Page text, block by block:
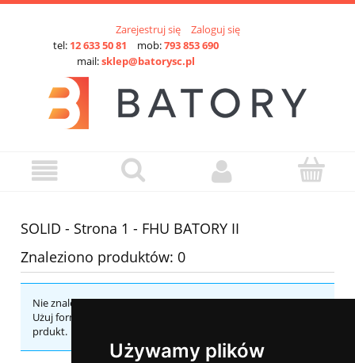
Używamy plików
Zarejestruj się
Zaloguj się
tel: 12 633 50 81 mob:793 853 690
mail:sklep@batorysc.pl
SOLID - Strona 1 - FHU BATORY II
Znaleziono produktów: 0
Nie znaleziono produktów spełniających podane kryteria.
Użuj formularza kontaktowego, aby zapytać o szukany
prdukt.